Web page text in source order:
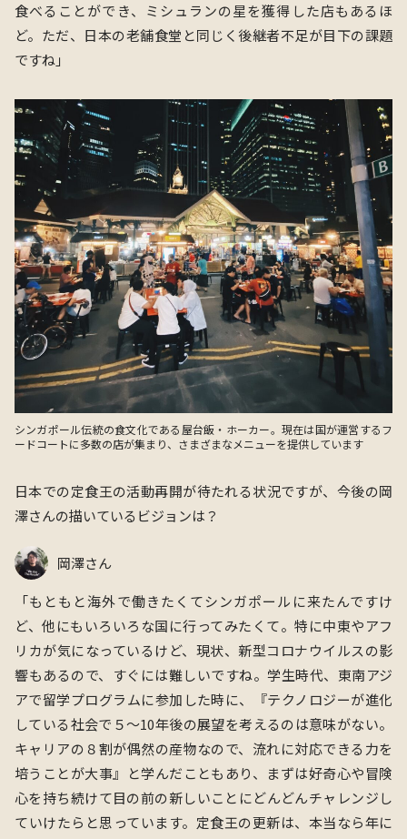
食べることができ、ミシュランの星を獲得した店もあるほ
ど。ただ、日本の老舗食堂と同じく後継者不足が目下の課題
ですね」
シンガポール伝統の食文化である屋台飯・ホーカー。現在は国が運営するフ
ードコートに多数の店が集まり、さまざまなメニューを提供しています
日本での定食王の活動再開が待たれる状況ですが、今後の岡
澤さんの描いているビジョンは？
岡澤さん
「もともと海外で働きたくてシンガポールに来たんですけ
ど、他にもいろいろな国に行ってみたくて。特に中東やアフ
リカが気になっているけど、現状、新型コロナウイルスの影
響もあるので、すぐには難しいですね。学生時代、東南アジ
アで留学プログラムに参加した時に、『テクノロジーが進化
している社会で５〜10年後の展望を考えるのは意味がない。
キャリアの８割が偶然の産物なので、 流れに対応できる力を
培う ことが大事』と学んだこともあり、まずは好奇心や冒険
心を持ち続けて目の前の新しいことにどんどんチャレンジし
ていけたらと思っています。定食王の更新は、本当なら年に